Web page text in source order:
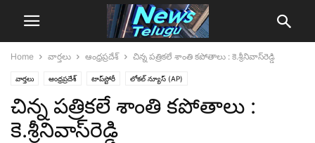
Home వార్తలు ఆంధ్రప్రదేశ్‌ చిన్న ప‌త్రిక‌లే శాంతి క‌పోతాలు : కె.శ్రీ‌నివాస్‌రెడ్డి
వార్తలు ఆంధ్రప్రదేశ్‌ టాప్‌స్టోరీ లోక‌ల్ న్యూస్‌ (AP)
చిన్న ప‌త్రిక‌లే శాంతి క‌పోతాలు :
కె.శ్రీ‌నివాస్‌రెడ్డి